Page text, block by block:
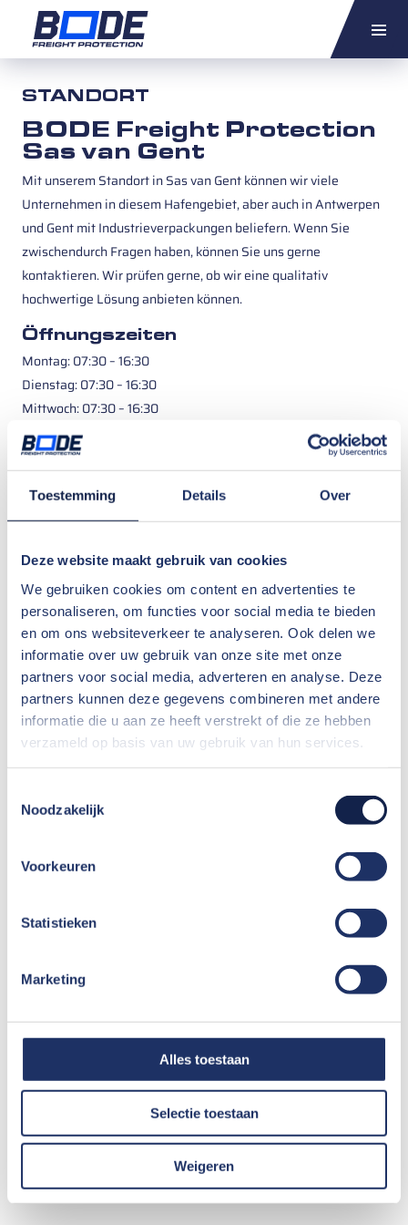
Toestemming Details Over
Deze website maakt gebruik van cookies
We gebruiken cookies om content en advertenties te
personaliseren, om functies voor social media te bieden
en om ons websiteverkeer te analyseren. Ook delen we
informatie over uw gebruik van onze site met onze
partners voor social media, adverteren en analyse. Deze
partners kunnen deze gegevens combineren met andere
informatie die u aan ze heeft verstrekt of die ze hebben
verzameld op basis van uw gebruik van hun services.
Noodzakelijk
Voorkeuren
Statistieken
Marketing
Alles toestaan
Selectie toestaan
Weigeren
NL ANGEBOT ANFORDERN
STANDORT
BODE Freight Protection
Sas van Gent
Mit unserem Standort in Sas van Gent können wir viele
Unternehmen in diesem Hafengebiet, aber auch in Antwerpen
und Gent mit Industrieverpackungen beliefern. Wenn Sie
zwischendurch Fragen haben, können Sie uns gerne
kontaktieren. Wir prüfen gerne, ob wir eine qualitativ
hochwertige Lösung anbieten können.
Öffnungszeiten
Montag: 07:30 – 16:30
Dienstag: 07:30 – 16:30
Mittwoch: 07:30 – 16:30
Donnerstag: 07:30 – 16:30
Freitag: 07:30 – 15:30
Kontaktdaten
BODE Freight Protection
4551 BT Sas van Gent
Nederland
Telefon
+31 (0)88 – 206 6700
E-mail:info@bode-freightprotection.com
Handelskammernummer: 23088235
Umsatzsteuer-Identifikationsnummer: 806490056B01